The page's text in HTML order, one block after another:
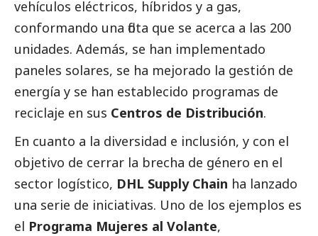
vehículos eléctricos, híbridos y a gas,
conformando una flota que se acerca a las 200
unidades. Además, se han implementado
paneles solares, se ha mejorado la gestión de
energía y se han establecido programas de
reciclaje en sus Centros de Distribución.
En cuanto a la diversidad e inclusión, y con el
objetivo de cerrar la brecha de género en el
sector logístico, DHL Supply Chain ha lanzado
una serie de iniciativas. Uno de los ejemplos es
el Programa Mujeres al Volante,